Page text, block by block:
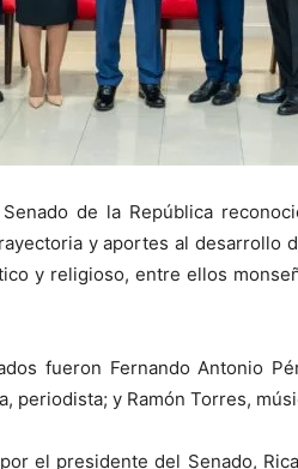
Senado de la República
y aportes al desarrollo
y religioso, entre ellos
fueron Fernando Antonio
periodista; y Ramón Torres,
el presidente del Senado,